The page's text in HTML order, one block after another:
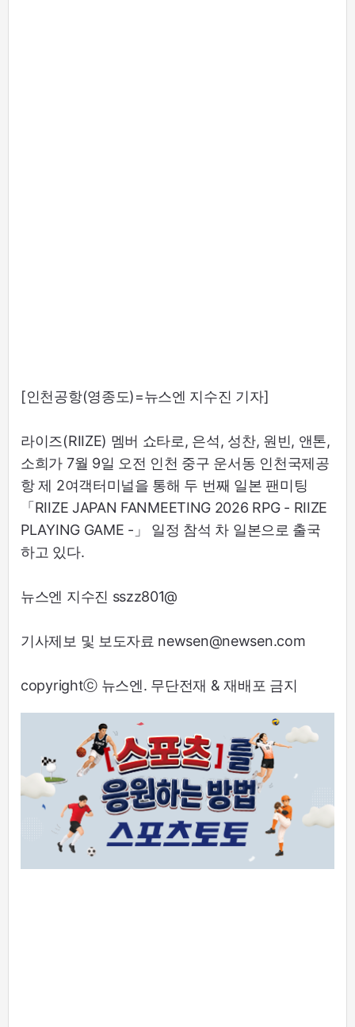
[인천공항(영종도)=뉴스엔 지수진 기자]
라이즈(RIIZE) 멤버 쇼타로, 은석, 성찬, 원빈, 앤톤,
소희가 7월 9일 오전 인천 중구 운서동 인천국제공
항 제 2여객터미널을 통해 두 번째 일본 팬미팅
「RIIZE JAPAN FANMEETING 2026 RPG - RIIZE
PLAYING GAME -」 일정 참석 차 일본으로 출국
하고 있다.
뉴스엔 지수진 sszz801@
기사제보 및 보도자료 newsen@newsen.com
copyrightⓒ 뉴스엔. 무단전재 & 재배포 금지